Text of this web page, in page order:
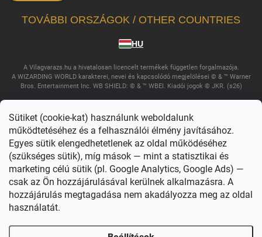
Sütiket (cookie-kat) használunk weboldalunk
működtetéséhez és a felhasználói élmény javításához.
Egyes sütik elengedhetetlenek az oldal működéséhez
(szükséges sütik), míg mások — mint a statisztikai és
marketing célú sütik (pl. Google Analytics, Google Ads) —
csak az Ön hozzájárulásával kerülnek alkalmazásra. A
hozzájárulás megtagadása nem akadályozza meg az oldal
használatát.
TOVÁBBI ORSZÁGOK / OTHER COUNTRIES
HU
A Vilagvarazs.hu a hivatalosan licencelt termékek független forgalmazója.
A WIZARDING WORLD karakterei, nevei és kapcsolódó megjelölései © & ™ Warner
Bros. Entertainment Inc. WB SHIELD: © & ™ WBEI. Kiadói jogok © JKR. (s26)
Copyright 2026Világvarázs. Minden jog fenntartva.Süti beállítások
szerkesztése